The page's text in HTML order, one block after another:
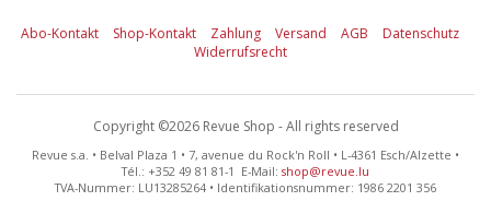
Abo-Kontakt Shop-Kontakt Zahlung Versand AGB
Datenschutz
Widerrufsrecht
Copyright ©2026 Revue Shop - All rights reserved
Revue s.a. • Belval Plaza 1 • 7, avenue du Rock'n Roll • L-4361 Esch/Alzette •
Tél.: +352 49 81 81-1 E-Mail: shop@revue.lu
TVA-Nummer: LU13285264 • Identifikationsnummer: 1986 2201 356